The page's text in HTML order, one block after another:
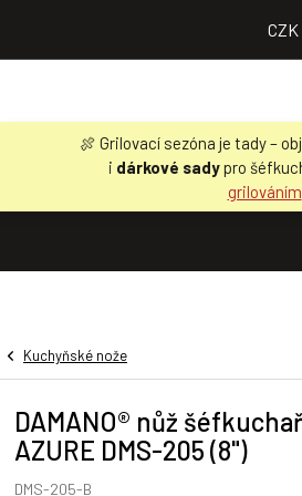
obsah
🍖 Grilovací sezóna je tady –
i dárkové sadypro
grilováním
CZK
Kuchyňské nože
DAMANO® nůž
AZURE DMS-205 (8")
DMS-205-B